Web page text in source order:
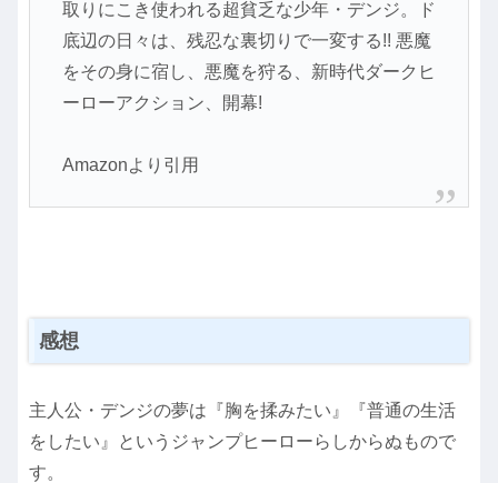
取りにこき使われる超貧乏な少年・デンジ。ド
底辺の日々は、残忍な裏切りで一変する!! 悪魔
をその身に宿し、悪魔を狩る、新時代ダークヒ
ーローアクション、開幕!
Amazonより引用
感想
主人公・デンジの夢は『胸を揉みたい』『普通の生活
をしたい』というジャンプヒーローらしからぬもので
す。